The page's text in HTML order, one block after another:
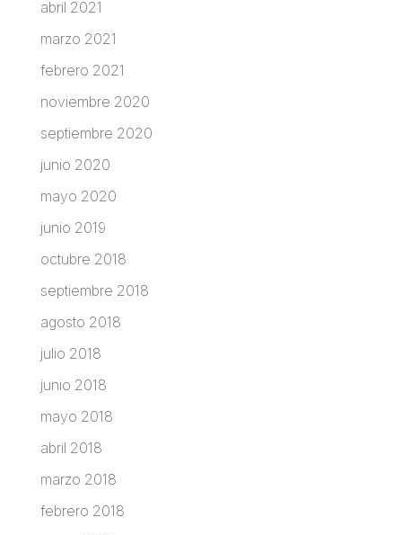
abril 2021
marzo 2021
febrero 2021
noviembre 2020
septiembre 2020
junio 2020
mayo 2020
junio 2019
octubre 2018
septiembre 2018
agosto 2018
julio 2018
junio 2018
mayo 2018
abril 2018
marzo 2018
febrero 2018